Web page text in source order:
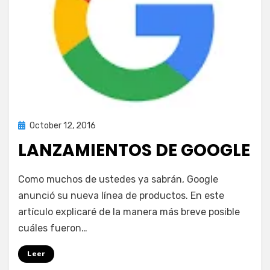
Posted
October 12, 2016
LANZAMIENTOS DE GOOGLE
puig.alejandro24@gmail.com
Leave a comment
Lanzamientos
de
Google
Como muchos de ustedes ya sabrán, Google
anunció su nueva línea de productos. En este
artículo explicaré de la manera más breve posible
cuáles fueron…
Leer